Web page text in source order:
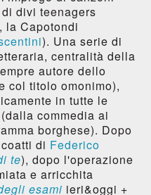
divi teenagers
la Capotondi
). Una serie di
centralità della
autore dello
col titolo omonimo),
in tutte le
commedia ai
borghese). Dopo
di Federico
te), dopo l'operazione
e arricchita
esami ieri&oggi +